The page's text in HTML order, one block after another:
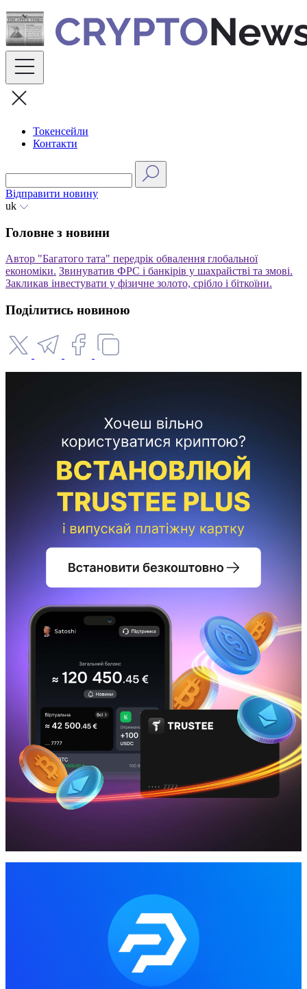
Skip
to
content
Токенсейли
Контакти
Відправити новину
uk
Головне з новини
Автор "Багатого тата" передрік обвалення глобальної
економіки. Звинуватив ФРС і банкірів у шахрайстві та змові.
Закликав інвестувати у фізичне золото, срібло і біткоїни.
Поділитись новиною